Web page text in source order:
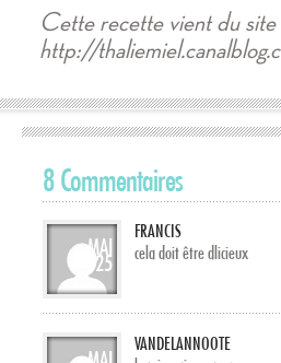
Cette recette vient du site
http://
8 Commentaires
MAI
25
FRANCIS
cela doit être dlicieux
VANDELANNOOTE